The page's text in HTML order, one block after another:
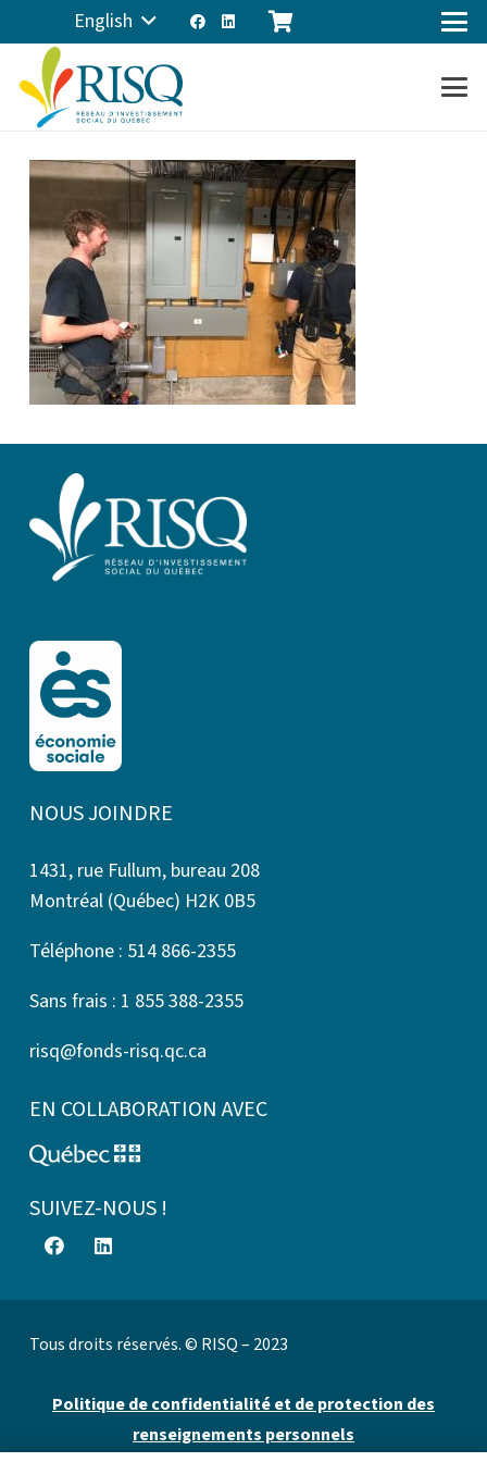
English
NOUS JOINDRE
1431, rue Fullum, bureau 208
Montréal (Québec) H2K 0B5
Téléphone : 514 866-2355
Sans frais : 1 855 388-2355
risq@fonds-risq.qc.ca
EN COLLABORATION AVEC
SUIVEZ-NOUS !
Tous droits réservés. © RISQ – 2023
Politique de confidentialité et de protection des
renseignements personnels